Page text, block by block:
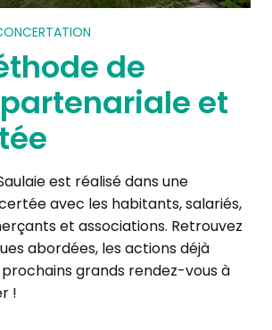
de
et
est réalisé dans une
avec les habitants, salariés,
et associations. Retrouvez
abordées, les actions déjà
grands rendez-vous à
!